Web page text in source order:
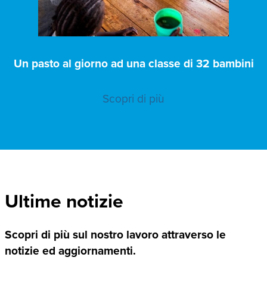
Un pasto al giorno ad una classe di 32 bambini
Scopri di più
Ultime notizie
Scopri di più sul nostro lavoro attraverso le
notizie ed aggiornamenti.